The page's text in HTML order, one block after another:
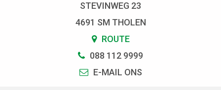
STEVINWEG 23
4691 SM THOLEN
ROUTE
088 112 9999
E-MAIL ONS